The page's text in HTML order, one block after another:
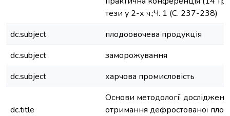
тези у 2-х ч.;Ч. 1 (С. 237-238)
dc.subject
плодоовочева продукція
dc.subject
заморожування
dc.subject
харчова промисловість
dc.title
Основи методології
отримання дефростованої